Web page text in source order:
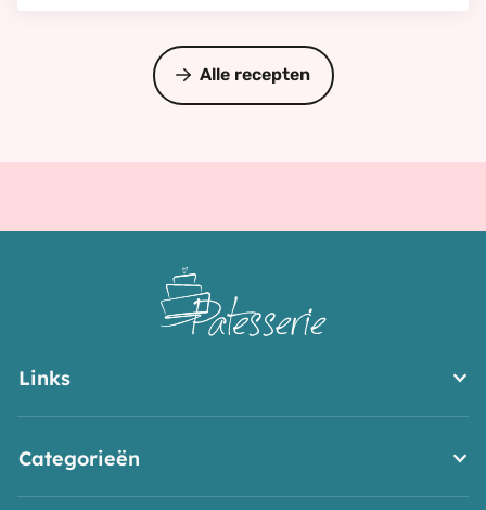
Alle recepten
Links
Categorieën